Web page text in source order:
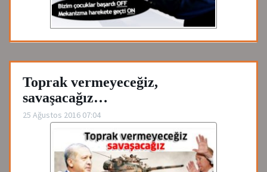
Toprak vermeyeceğiz,
savaşacağız…
25 Ağustos 2016 07:04